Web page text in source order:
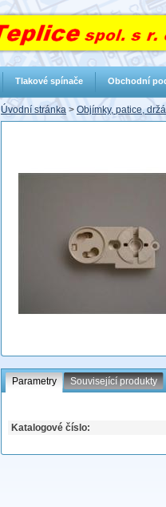
Úvodní stránka > Objímky, patice,
Parametry Související produkty
Katalogové číslo:
Tlakové spínače Obchodní